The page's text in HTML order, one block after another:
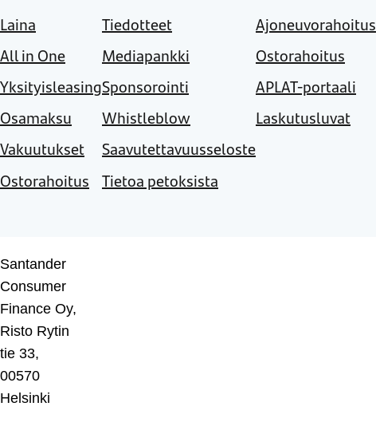
Laina
All in One
Yksityisleasing
Osamaksu
Vakuutukset
Ostorahoitus
Tiedotteet
Mediapankki
Sponsorointi
Whistleblow
Saavutettavuusseloste
Tietoa petoksista
Ajoneuvorahoitus
Ostorahoitus
APLAT-portaali
Laskutusluvat
Santander
Consumer
Finance Oy,
Risto Rytin
tie 33,
00570
Helsinki